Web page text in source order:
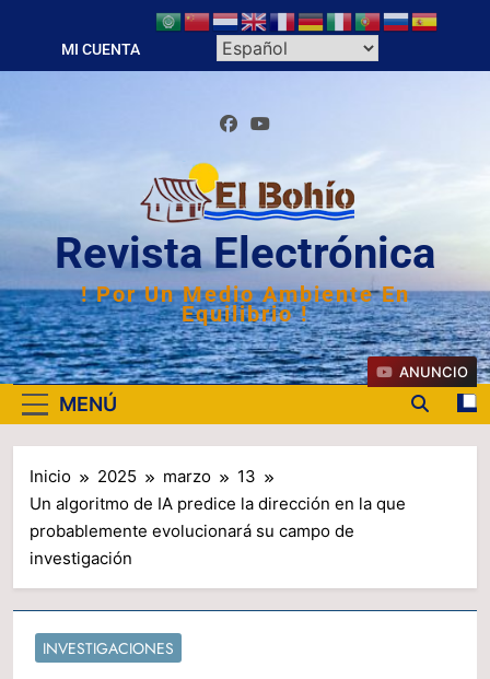
contenido
MI CUENTA
Revista Electrónica
! Por Un Medio Ambiente En
Equilibrio !
MENÚ
ANUNCIO
Inicio 2025 marzo
13
Un algoritmo de IA predice la dirección en la que
probablemente evolucionará su campo de
investigación
INVESTIGACIONES